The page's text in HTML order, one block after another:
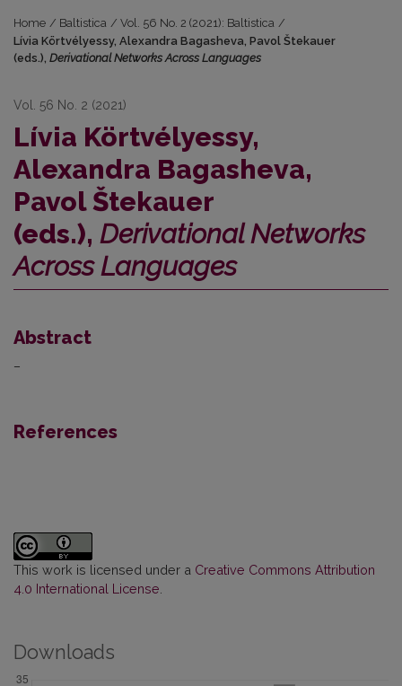
Home / Baltistica / Vol. 56 No. 2 (2021): Baltistica /
Lívia Körtvélyessy, Alexandra Bagasheva, Pavol Štekauer
(eds.), Derivational Networks Across Languages
Vol. 56 No. 2 (2021)
Lívia Körtvélyessy,
Alexandra Bagasheva,
Pavol Štekauer
(eds.), Derivational Networks
Across Languages
Abstract
–
References
This work is licensed under a Creative Commons Attribution
4.0 International License
Downloads